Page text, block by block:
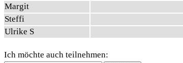
Margit
Steffi
Ulrike S
Ich möchte auch teilnehmen: